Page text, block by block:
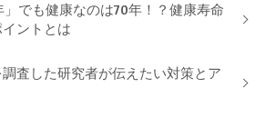
」でも健康なのは70年！？健康寿命
ントとは
査した研究者が伝えたい対策とア